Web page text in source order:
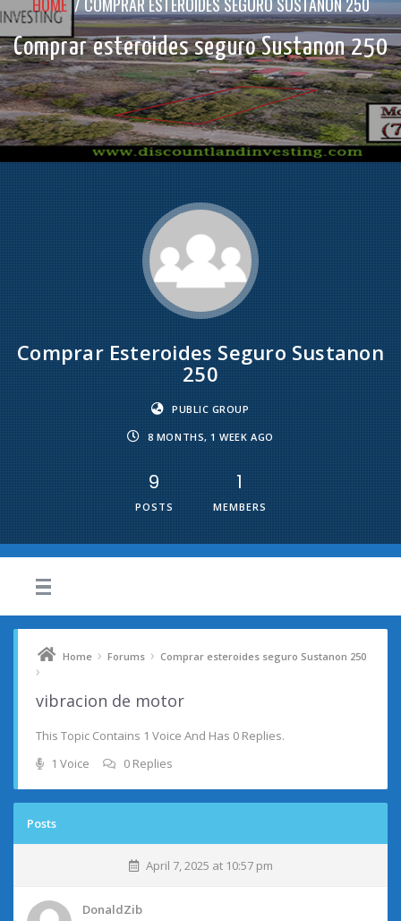
Comprar esteroides seguro Sustanon 250
Comprar Esteroides Seguro Sustanon
250
PUBLIC GROUP
8 MONTHS, 1 WEEK AGO
9
POSTS
1
MEMBERS
Home › Forums › Comprar esteroides seguro Sustanon 250
›
vibracion de motor
This Topic Contains 1 Voice And Has 0 Replies.
1 Voice
0 Replies
Posts
April 7, 2025 at 10:57 pm
DonaldZib